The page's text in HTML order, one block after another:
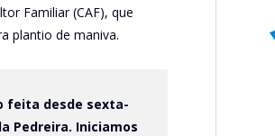
Familiar (CAF), que
plantio de maniva.
feita desde sexta-
Pedreira. Iniciamos